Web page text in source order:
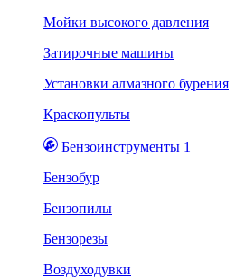
Мойки высокого давления
Затирочные машины
Установки алмазного бурения
Краскопульты
Бензоинструменты 1
Бензобур
Бензопилы
Бензорезы
Воздуходувки